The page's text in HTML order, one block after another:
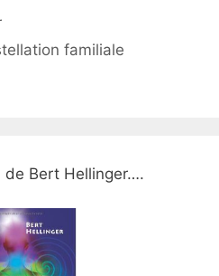
familiale
de Bert Hellinger….